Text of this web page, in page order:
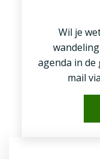
Wil je
agenda in
mail